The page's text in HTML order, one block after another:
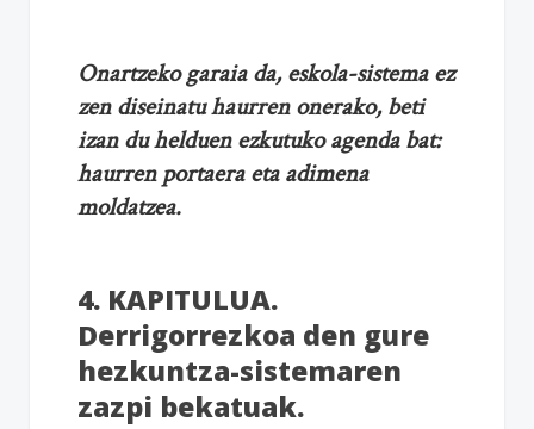
Onartzeko garaia da, eskola-sistema ez
zen diseinatu haurren onerako, beti
izan du helduen ezkutuko agenda bat:
haurren portaera eta adimena
moldatzea.
4. KAPITULUA.
Derrigorrezkoa den gure
hezkuntza-sistemaren
zazpi bekatuak.